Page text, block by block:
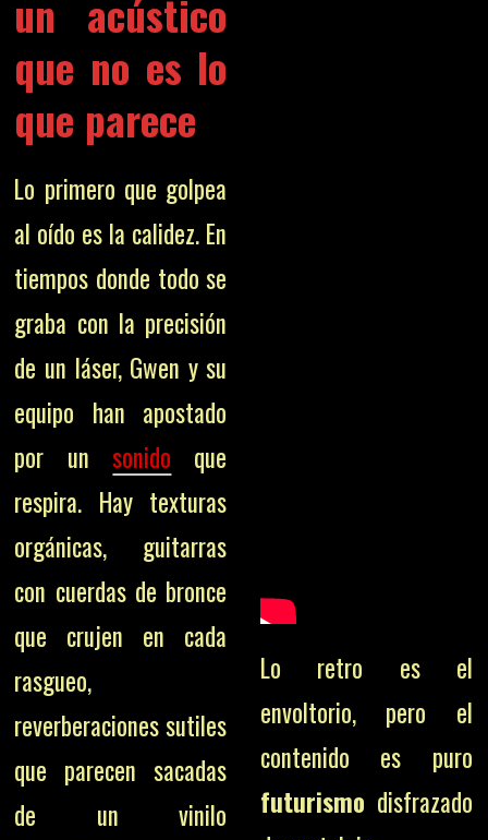
un acústico
que no es lo
que parece
Lo primero que golpea
al oído es la calidez. En
tiempos donde todo se
graba con la precisión
de un láser, Gwen y su
equipo han apostado
por unsonido que
respira. Hay texturas
orgánicas, guitarras
con cuerdas de bronce
que crujen en cada
rasgueo,
reverberaciones sutiles
que parecen sacadas
de un vinilo
Lo retro es el
envoltorio, pero el
contenido es puro
futurismo disfrazado